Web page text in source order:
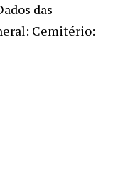
das
Cemitério: